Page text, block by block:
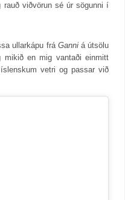
viðvörun sé úr sögunni í
ullarkápu frá Ganniá útsölu
mikið en mig vantaði einmitt
vetri og passar við